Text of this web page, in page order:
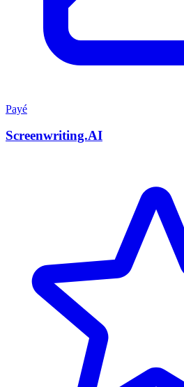
Payé
Screenwriting.AI